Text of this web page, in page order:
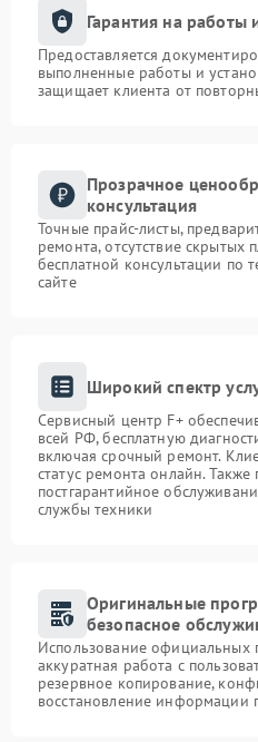
Гарантия на работы
Предоставляется
выполненные работы и
защищает клиента от
Прозрачное
консультация
Точные прайс-листы,
ремонта, отсутствие скрытых
бесплатной консультации по
сайте
Широкий спектр
Сервисный центр F+
всей РФ, бесплатную
включая срочный ремонт.
статус ремонта онлайн. Также
постгарантийное
службы техники
Оригинальные
безопасное
Использование официальных
аккуратная работа с
резервное копирование,
восстановление информации